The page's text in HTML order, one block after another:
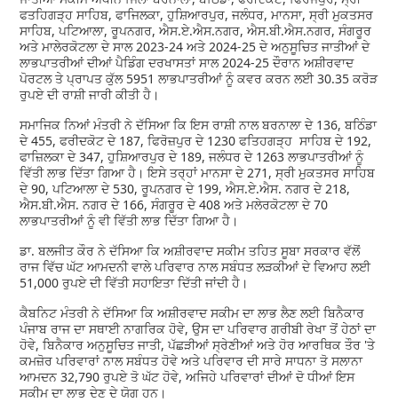
ਫਤਹਿਗੜ੍ਹ ਸਾਹਿਬ, ਫਾਜਿਲਕਾ, ਹੁਸ਼ਿਆਰਪੁਰ, ਜਲੰਧਰ, ਮਾਨਸਾ, ਸ੍ਰੀ ਮੁਕਤਸਰ
ਸਾਹਿਬ, ਪਟਿਆਲਾ, ਰੂਪਨਗਰ, ਐਸ.ਏ.ਐਸ.ਨਗਰ, ਐਸ.ਬੀ.ਐਸ.ਨਗਰ, ਸੰਗਰੂਰ
ਅਤੇ ਮਾਲੇਰਕੋਟਲਾ ਦੇ ਸਾਲ 2023-24 ਅਤੇ 2024-25 ਦੇ ਅਨੁਸੂਚਿਤ ਜਾਤੀਆਂ ਦੇ
ਲਾਭਪਾਤਰੀਆਂ ਦੀਆਂ ਪੈਡਿੰਗ ਦਰਖਾਸਤਾਂ ਸਾਲ 2024-25 ਦੌਰਾਨ ਅਸ਼ੀਰਵਾਦ
ਪੋਰਟਲ ਤੇ ਪ੍ਰਾਪਤ ਕੁੱਲ 5951 ਲਾਭਪਾਤਰੀਆਂ ਨੂੰ ਕਵਰ ਕਰਨ ਲਈ 30.35 ਕਰੋੜ
ਰੁਪਏ ਦੀ ਰਾਸ਼ੀ ਜਾਰੀ ਕੀਤੀ ਹੈ।
ਸਮਾਜਿਕ ਨਿਆਂ ਮੰਤਰੀ ਨੇ ਦੱਸਿਆ ਕਿ ਇਸ ਰਾਸ਼ੀ ਨਾਲ ਬਰਨਾਲਾ ਦੇ 136, ਬਠਿੰਡਾ
ਦੇ 455, ਫਰੀਦਕੋਟ ਦੇ 187, ਫਿਰੋਜ਼ਪੁਰ ਦੇ 1230 ਫਤਿਹਗੜ੍ਹ ਸਾਹਿਬ ਦੇ 192,
ਫਾਜ਼ਿਲਕਾ ਦੇ 347, ਹੁਸ਼ਿਆਰਪੁਰ ਦੇ 189, ਜਲੰਧਰ ਦੇ 1263 ਲਾਭਪਾਤਰੀਆਂ ਨੂੰ
ਵਿੱਤੀ ਲਾਭ ਦਿੱਤਾ ਗਿਆ ਹੈ। ਇਸੇ ਤਰ੍ਹਾਂ ਮਾਨਸਾ ਦੇ 271, ਸ੍ਰੀ ਮੁਕਤਸਰ ਸਾਹਿਬ
ਦੇ 90, ਪਟਿਆਲਾ ਦੇ 530, ਰੂਪਨਗਰ ਦੇ 199, ਐਸ.ਏ.ਐਸ. ਨਗਰ ਦੇ 218,
ਐਸ.ਬੀ.ਐਸ. ਨਗਰ ਦੇ 166, ਸੰਗਰੂਰ ਦੇ 408 ਅਤੇ ਮਲੇਰਕੋਟਲਾ ਦੇ 70
ਲਾਭਪਾਤਰੀਆਂ ਨੂੰ ਵੀ ਵਿੱਤੀ ਲਾਭ ਦਿੱਤਾ ਗਿਆ ਹੈ।
ਡਾ. ਬਲਜੀਤ ਕੌਰ ਨੇ ਦੱਸਿਆ ਕਿ ਅਸ਼ੀਰਵਾਦ ਸਕੀਮ ਤਹਿਤ ਸੂਬਾ ਸਰਕਾਰ ਵੱਲੋਂ
ਰਾਜ ਵਿੱਚ ਘੱਟ ਆਮਦਨੀ ਵਾਲੇ ਪਰਿਵਾਰ ਨਾਲ ਸਬੰਧਤ ਲੜਕੀਆਂ ਦੇ ਵਿਆਹ ਲਈ
51,000 ਰੁਪਏ ਦੀ ਵਿੱਤੀ ਸਹਾਇਤਾ ਦਿੱਤੀ ਜਾਂਦੀ ਹੈ।
ਕੈਬਨਿਟ ਮੰਤਰੀ ਨੇ ਦੱਸਿਆ ਕਿ ਅਸ਼ੀਰਵਾਦ ਸਕੀਮ ਦਾ ਲਾਭ ਲੈਣ ਲਈ ਬਿਨੈਕਾਰ
ਪੰਜਾਬ ਰਾਜ ਦਾ ਸਥਾਈ ਨਾਗਰਿਕ ਹੋਵੇ, ਉਸ ਦਾ ਪਰਿਵਾਰ ਗਰੀਬੀ ਰੇਖਾ ਤੋਂ ਹੇਠਾਂ ਦਾ
ਹੋਵੇ, ਬਿਨੈਕਾਰ ਅਨੁਸੂਚਿਤ ਜਾਤੀ, ਪੱਛੜੀਆਂ ਸ੍ਰੇਣੀਆਂ ਅਤੇ ਹੋਰ ਆਰਥਿਕ ਤੌਰ 'ਤੇ
ਕਮਜ਼ੋਰ ਪਰਿਵਾਰਾਂ ਨਾਲ ਸਬੰਧਤ ਹੋਵੇ ਅਤੇ ਪਰਿਵਾਰ ਦੀ ਸਾਰੇ ਸਾਧਨਾ ਤੋ ਸਲਾਨਾ
ਆਮਦਨ 32,790 ਰੁਪਏ ਤੋ ਘੱਟ ਹੋਵੇ, ਅਜਿਹੇ ਪਰਿਵਾਰਾਂ ਦੀਆਂ ਦੋ ਧੀਆਂ ਇਸ
ਸਕੀਮ ਦਾ ਲਾਭ ਦੇਣ ਦੇ ਯੋਗ ਹਨ।